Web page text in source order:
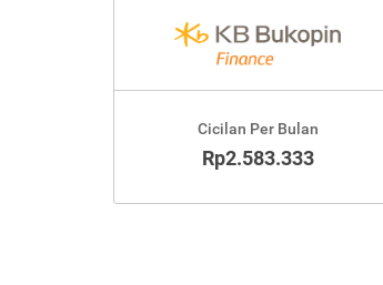
Cicilan Per Bulan
Rp2.583.333